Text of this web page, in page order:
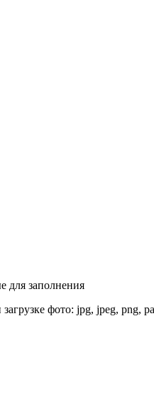
для заполнения
фото: jpg, jpeg, png,